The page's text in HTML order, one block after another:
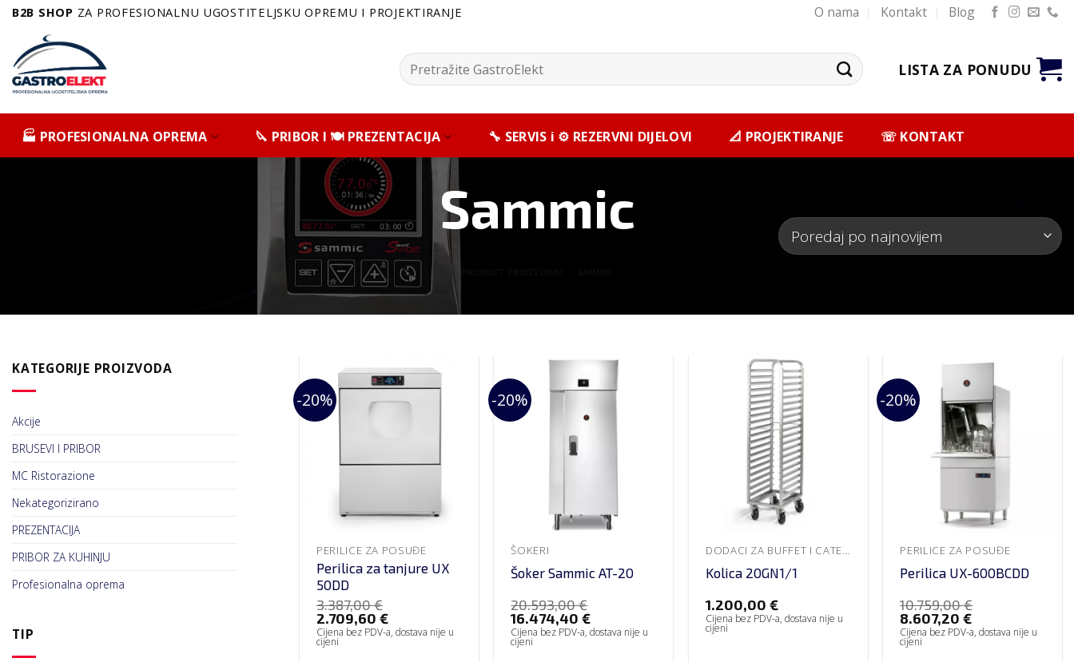
Skip
content
B2B SHOP ZA PROFESIONALNU UGOSTITELJSKU OPREMU I PROJEKTIRANJE O nama Kontakt Blog
Pretražite: LISTA ZA PONUDU
🏭 PROFESIONALNA OPREMA 🔪 PRIBOR I 🍽️ PREZENTACIJA 🔧 SERVIS i ⚙️ REZERVNI DIJELOVI 📐 PROJEKTIRANJE ☏ KONTAKT
Sammic
KATEGORIJE PROIZVODA
Akcije
BRUSEVI I PRIBOR
MC Ristorazione
Nekategorizirano
PREZENTACIJA
PRIBOR ZA KUHINJU
Profesionalna oprema
TIP
-20%
PERILICE ZA POSUĐE
Perilica za tanjure UX
50DD
3.387,00€
2.709,60 €
Cijena bez PDV-a, dostava nije u
cijeni
-20%
ŠOKERI
Šoker Sammic AT-20
20.593,00€
16.474,40€
Cijena bez PDV-a, dostava nije u
cijeni
DODACI ZA BUFFET I CATERING
Kolica 20GN1/1
1.200,00 €
Cijena bez PDV-a, dostava nije u
cijeni
-20%
PERILICE ZA POSUĐE
Perilica UX-600BCDD
10.759,00€
8.607,20€
Cijena bez PDV-a, dostava nije u
cijeni